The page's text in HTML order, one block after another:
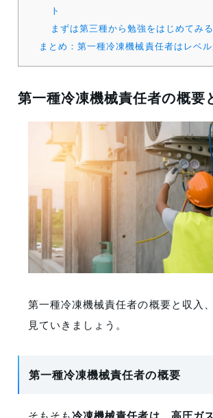
ト
まずは第三種から勉強をはじめてみる
まとめ：第一種冷凍機械責任者はレベ
第一種冷凍機械責任者の概要
第一種冷凍機械責任者の概要と収入
見ていきましょう。
第一種冷凍機械責任者の概要
そもそも